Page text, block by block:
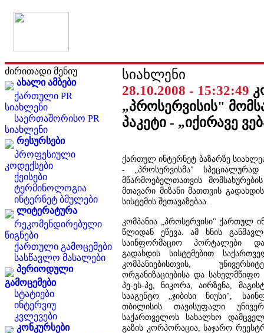
ძირითადი მენიუ
ახალი ამბები
ქართული PR
სიახლენი
საერთაშორისო PR
სიახლენი
რესურსები
პროფესიული
კოდექსები
ქეისები
ტერმინოლოგია
ინტერნეტ ბმულები
ლიტერატურა
რეკომენდირებული
წიგნები
ქართული გამოცემები
სასწავლო მასალები
პერიოდული
გამოცემები
სტატიები
ინტერვიუ
კვლევები
კონკურსები
სიახლენი
28.10.2008 - 15:32:49
„პროსერვისის"
პაკეტი - „იქირავე
ქართულ ინტერნეტ ბაზარზე
- „პროსერვისმა"
მწარმოებელთათვის
მთავარი მიზანი მათთვის
სისტემის შეთავაზებაა.
კომპანია „პროსერვისი" ქართულ
წლიდან ეწევა. ამ ხნის
საინფორმაციო პორტალები
გადახდის სისტემებით
კომპანიებისთვის,
ორგანიზაციებისა და
პე-ეს-პე, ნიკორა, აირზენა,
სააგენტო „ჯიბისი ნიუსი",
თბილისის თავისუფალი
საქართველოს სახალხო
გაზის კორპორაცია, საჯარო